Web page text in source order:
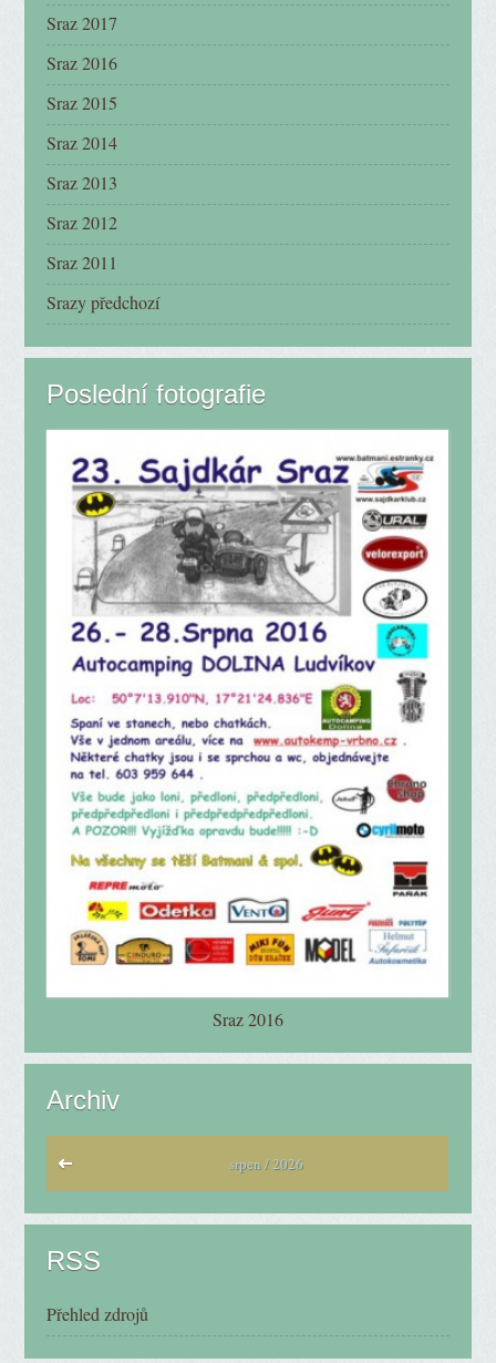
Sraz 2017
Sraz 2016
Sraz 2015
Sraz 2014
Sraz 2013
Sraz 2012
Sraz 2011
Srazy předchozí
Poslední fotografie
Sraz 2016
Archiv
srpen / 2026
RSS
Přehled zdrojů